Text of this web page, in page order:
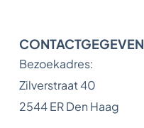
Bezoekadres:
Zilverstraat 40
2544 ER Den Haag